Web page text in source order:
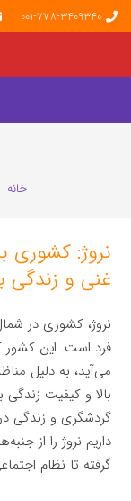
001-778-3409340
خانه
نروژ: کشوری
غنی و زندگی
نروژ، کشوری در
فرد است. این کشور
می‌آید، به دلیل
بالا و کیفیت
گردشگری و زندگی
داریم نروژ را از
گرفته تا نظام